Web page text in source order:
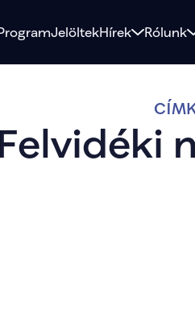
JelöltekHírek Rólunk
Felvidéki